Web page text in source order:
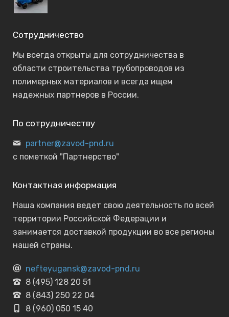
Сотрудничество
Мы всегда открыты для сотрудничества в
области строительства трубопроводов из
полимерных материалов и всегда ищем
надежных партнеров в России.
По сотрудничеству
partner@zavod-pnd.ru
с пометкой "Партнерство"
Контактная информация
Наша компания ведет свою деятельность по всей
территории Российской Федерации и
занимается доставкой продукции во все регионы
нашей страны.
nefteyugansk@zavod-pnd.ru
8 (495) 128 20 51
8 (843) 250 22 04
8 (960) 050 15 40